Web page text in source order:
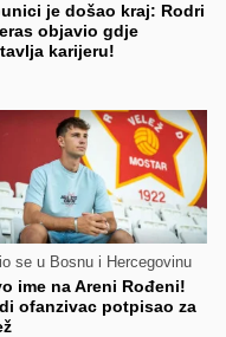
je došao kraj: Rodri
objavio gdje
karijeru!
se u Bosnu i Hercegovinu
ime na Areni Rođeni!
ofanzivac potpisao za